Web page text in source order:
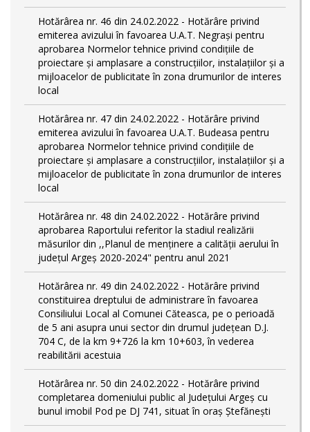
Hotărârea nr. 46 din 24.02.2022 - Hotărâre privind
emiterea avizului în favoarea U.A.T. Negrași pentru
aprobarea Normelor tehnice privind condiţiile de
proiectare şi amplasare a construcţiilor, instalaţiilor şi a
mijloacelor de publicitate în zona drumurilor de interes
local
Hotărârea nr. 47 din 24.02.2022 - Hotărâre privind
emiterea avizului în favoarea U.A.T. Budeasa pentru
aprobarea Normelor tehnice privind condiţiile de
proiectare şi amplasare a construcţiilor, instalaţiilor şi a
mijloacelor de publicitate în zona drumurilor de interes
local
Hotărârea nr. 48 din 24.02.2022 - Hotărâre privind
aprobarea Raportului referitor la stadiul realizării
măsurilor din ,,Planul de menținere a calității aerului în
județul Argeș 2020-2024" pentru anul 2021
Hotărârea nr. 49 din 24.02.2022 - Hotărâre privind
constituirea dreptului de administrare în favoarea
Consiliului Local al Comunei Căteasca, pe o perioadă
de 5 ani asupra unui sector din drumul județean D.J.
704 C, de la km 9+726 la km 10+603, în vederea
reabilitării acestuia
Hotărârea nr. 50 din 24.02.2022 - Hotărâre privind
completarea domeniului public al Judeţului Argeş cu
bunul imobil Pod pe DJ 741, situat în oraș Ștefănești